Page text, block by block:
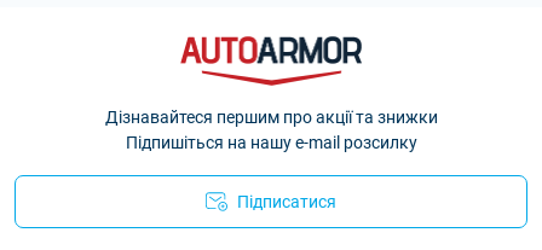
Дізнавайтеся першим про акції та знижки
Підпишіться на нашу e-mail розсилку
Підписатися